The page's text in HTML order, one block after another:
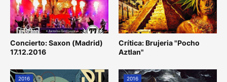
Concierto: Saxon (Madrid)
17.12.2016
Crítica: Brujeria "Pocho
Aztlan"
2016 2016